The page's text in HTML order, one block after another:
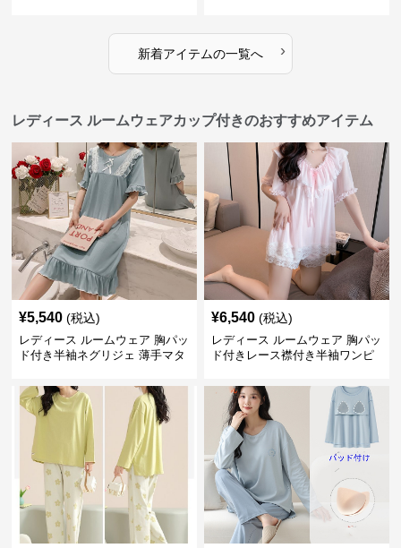
新着アイテムの一覧へ ›
レディース ルームウェアカップ付きのおすすめアイテム
¥5,540 (税込)
レディース ルームウェア 胸パッ
ド付き半袖ネグリジェ 薄手マタ
¥6,540 (税込)
レディース ルームウェア 胸パッ
ド付きレース襟付き半袖ワンピ